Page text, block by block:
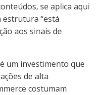
se aplica aqui
estrutura “está
aos sinais de
um investimento que
de alta
costumam